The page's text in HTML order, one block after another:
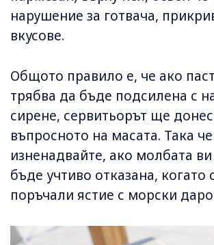
нарушение за готвача,
вкусове.
Общото правило е, че ако
трябва да бъде подсилена с
сирене, сервитьорът ще
въпросното на масата. Така
изненадвайте, ако молбата
бъде учтиво отказана, когато
поръчали ястие с морски